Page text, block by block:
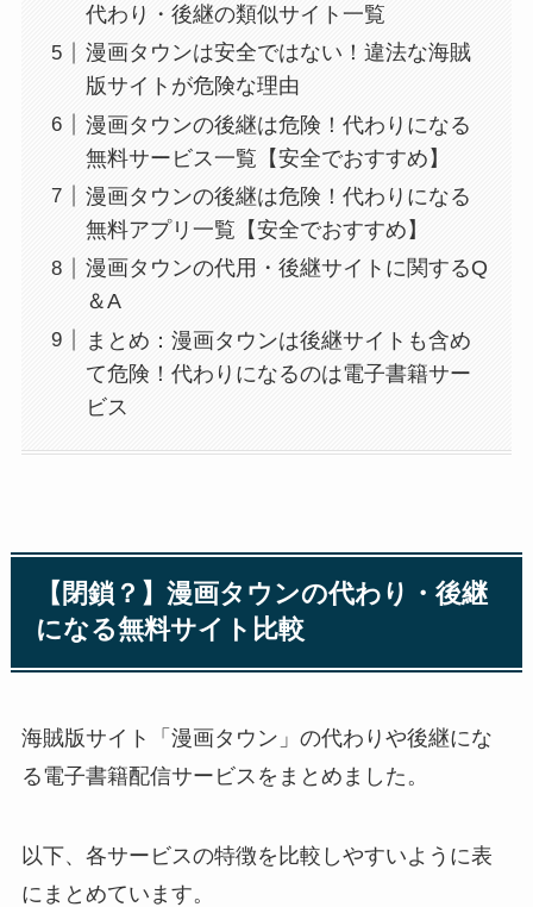
代わり・後継の類似サイト一覧
漫画タウンは安全ではない！違法な海賊
版サイトが危険な理由
漫画タウンの後継は危険！代わりになる
無料サービス一覧【安全でおすすめ】
漫画タウンの後継は危険！代わりになる
無料アプリ一覧【安全でおすすめ】
漫画タウンの代用・後継サイトに関するQ
＆A
まとめ：漫画タウンは後継サイトも含め
て危険！代わりになるのは電子書籍サー
ビス
【閉鎖？】漫画タウンの代わり・後継
になる無料サイト比較
海賊版サイト「漫画タウン」の代わりや後継にな
る電子書籍配信サービスをまとめました。
以下、各サービスの特徴を比較しやすいように表
にまとめています。